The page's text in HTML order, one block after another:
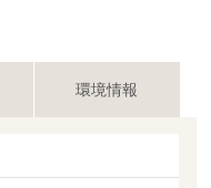
環境情報